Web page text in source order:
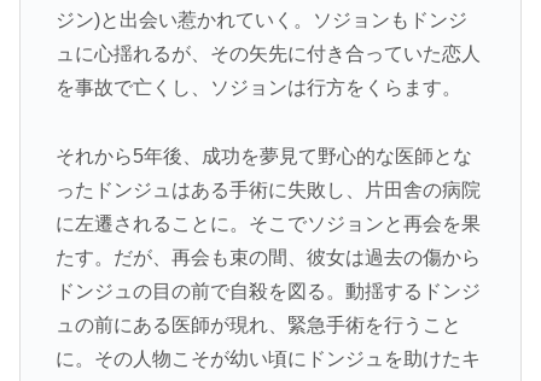
ジン)と出会い惹かれていく。ソジョンもドンジ
ュに心揺れるが、その矢先に付き合っていた恋人
を事故で亡くし、ソジョンは行方をくらます。
それから5年後、成功を夢見て野心的な医師とな
ったドンジュはある手術に失敗し、片田舎の病院
に左遷されることに。そこでソジョンと再会を果
たす。だが、再会も束の間、彼女は過去の傷から
ドンジュの目の前で自殺を図る。動揺するドンジ
ュの前にある医師が現れ、緊急手術を行うこと
に。その人物こそが幼い頃にドンジュを助けたキ